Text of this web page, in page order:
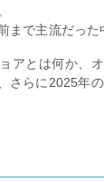
まで主流だっ
アとは何か、
さらに2025年